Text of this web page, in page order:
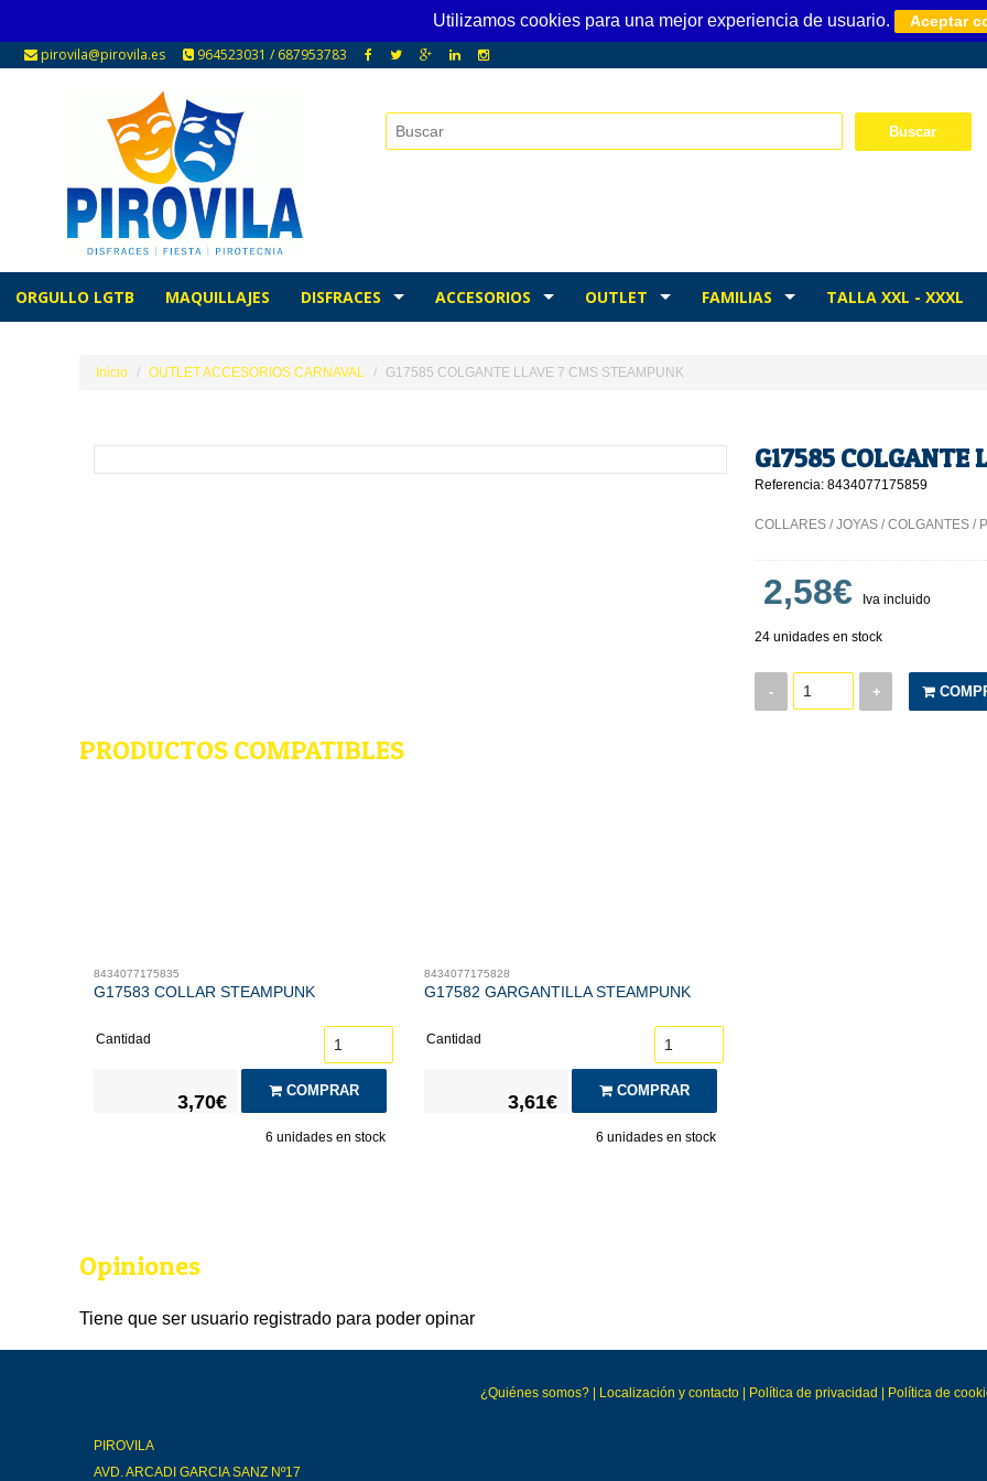
Utilizamos cookies para una mejor experiencia de usuario. Aceptar
pirovila@pirovila.es 964523031 / 687953783
ORGULLO LGTB MAQUILLAJES DISFRACES ACCESORIOS OUTLET FAMILIAS TALLA XXL - XXXL
Inicio OUTLET ACCESORIOS CARNAVAL G17585 COLGANTE LLAVE 7 CMS STEAMPUNK
G17585 COLGANTE
Referencia: 8434077175859
COLLARES / JOYAS / COLGANTES /
2,58€ Iva incluido
24 unidades en stock
- +
PRODUCTOS COMPATIBLES
8434077175835
G17583 COLLAR STEAMPUNK
Cantidad
3,70€
COMPRAR
6 unidades en stock
8434077175828
G17582 GARGANTILLA STEAMPUNK
Cantidad
3,61€
COMPRAR
6 unidades en stock
Opiniones
Tiene que ser usuario registrado para poder opinar
¿Quiénes somos? Localización y contacto Política de privacidad Política de
PIROVILA
AVD. ARCADI GARCIA SANZ Nº17